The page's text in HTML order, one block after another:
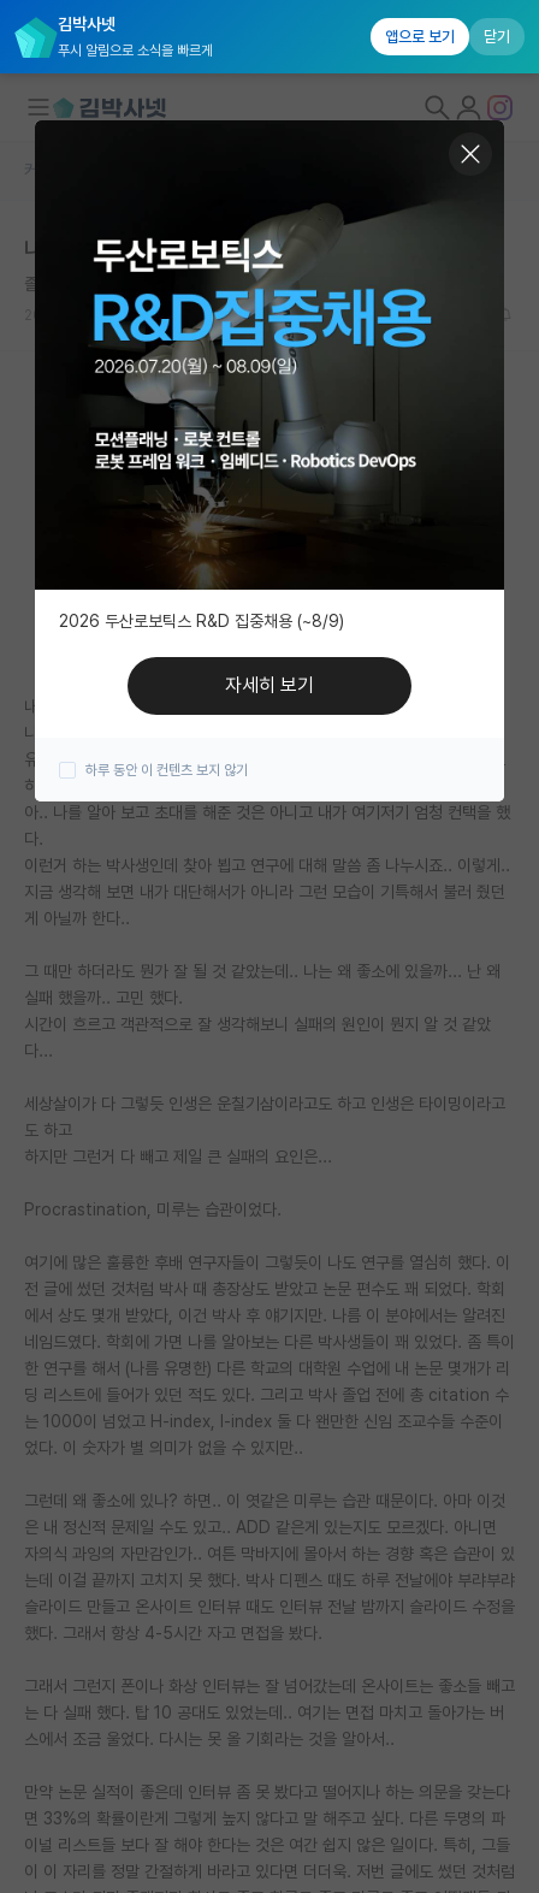
김박사넷
푸시 알림으로 소식을 빠르게
앱으로 보기 닫기
국내대학원 정보
연구실&오픈랩
커뮤니티
커뮤니티 홈
전체글보기
베스트 게시판
IF 명예의전당
자유 게시판(아무개랩)
미국 유학 게시판
미국 대학원 합격 후기 게시판
대학원 합격 후기 게시판
연구실(PI) 홍보 게시판
석박사 채용 정보 게시판
임용 정보 게시판
학부 인턴 게시판
취업 게시판
PI 전용 게시판
인문사회 계열 게시판
특수/전문대학원 게시판
반도체/AI 게시판
장학금/장학생 게시판
학술 정보 게시판
홍보 게시판
커리어
유학교육
이벤트
반도체 아카데미
재팬라운지 🌸
커뮤니티 홈
나는 어쩌다 미국의 좋소 대학 교수가 되었나
졸린 쇼펜하우어
2023.06.02 30 30361
내 인생을 돌아 보면 이것보다는 나을 수 있었는데 하는 생각이 많이 든다.
나도 여기에 오는 많은 어린 후배들처럼 박사 시절에는 뭔가 될 것 같았다.
유학생이란 이점으로 박사 과정 때 서울에 있는 대학들에 초대 받아 플젠도
하고 강연료도 받고..
아.. 나를 알아 보고 초대를 해준 것은 아니고 내가 여기저기 엄청 컨택을 했
다.
이런거 하는 박사생인데 찾아 뵙고 연구에 대해 말씀 좀 나누시죠.. 이렇게..
지금 생각해 보면 내가 대단해서가 아니라 그런 모습이 기특해서 불러 줬던
게 아닐까 한다..
그 때만 하더라도 뭔가 잘 될 것 같았는데.. 나는 왜 좋소에 있을까... 난 왜
실패 했을까.. 고민 했다.
시간이 흐르고 객관적으로 잘 생각해보니 실패의 원인이 뭔지 알 것 같았
다...
세상살이가 다 그렇듯 인생은 운칠기삼이라고도 하고 인생은 타이밍이라고
도 하고
하지만 그런거 다 빼고 제일 큰 실패의 요인은...
Procrastination, 미루는 습관이었다.
여기에 많은 훌륭한 후배 연구자들이 그렇듯이 나도 연구를 열심히 했다. 이
전 글에 썼던 것처럼 박사 때 총장상도 받았고 논문 편수도 꽤 되었다. 학회
에서 상도 몇개 받았다, 이건 박사 후 얘기지만. 나름 이 분야에서는 알려진
네임드였다. 학회에 가면 나를 알아보는 다른 박사생들이 꽤 있었다. 좀 특이
한 연구를 해서 (나름 유명한) 다른 학교의 대학원 수업에 내 논문 몇개가 리
딩 리스트에 들어가 있던 적도 있다. 그리고 박사 졸업 전에 총 citation 수
는 1000이 넘었고 H-index, I-index 둘 다 왠만한 신임 조교수들 수준이
었다. 이 숫자가 별 의미가 없을 수 있지만..
그런데 왜 좋소에 있나? 하면.. 이 엿같은 미루는 습관 때문이다. 아마 이것
은 내 정신적 문제일 수도 있고.. ADD 같은게 있는지도 모르겠다. 아니면
자의식 과잉의 자만감인가.. 여튼 막바지에 몰아서 하는 경향 혹은 습관이 있
는데 이걸 끝까지 고치지 못 했다. 박사 디펜스 때도 하루 전날에야 부랴부랴
슬라이드 만들고 온사이트 인터뷰 때도 인터뷰 전날 밤까지 슬라이드 수정을
했다. 그래서 항상 4-5시간 자고 면접을 봤다.
그래서 그런지 폰이나 화상 인터뷰는 잘 넘어갔는데 온사이트는 좋소들 빼고
는 다 실패 했다. 탑 10 공대도 있었는데.. 여기는 면접 마치고 돌아가는 버
스에서 조금 울었다. 다시는 못 올 기회라는 것을 알아서..
만약 논문 실적이 좋은데 인터뷰 좀 못 봤다고 떨어지나 하는 의문을 갖는다
면 33%의 확률이란게 그렇게 높지 않다고 말 해주고 싶다. 다른 두명의 파
이널 리스트들 보다 잘 해야 한다는 것은 여간 쉽지 않은 일이다. 특히, 그들
이 이 자리를 정말 간절하게 바라고 있다면 더더욱. 저번 글에도 썼던 것처럼
2026 두산로보틱스 R&D 집중채용 (~8/9)
자세히 보기
하루 동안 이 컨텐츠 보지 않기